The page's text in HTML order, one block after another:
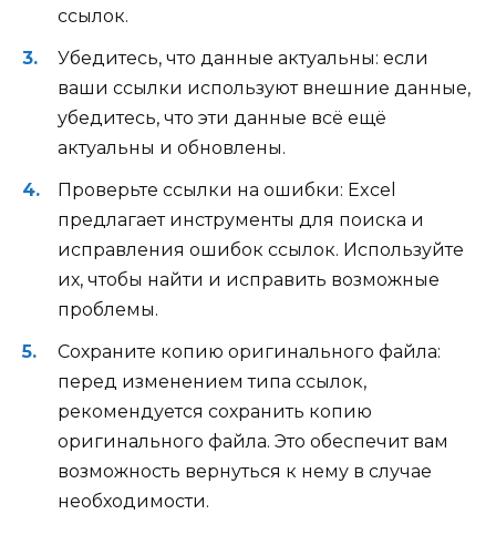
ссылок.
Убедитесь, что данные актуальны: если
ваши ссылки используют внешние данные,
убедитесь, что эти данные всё ещё
актуальны и обновлены.
Проверьте ссылки на ошибки: Excel
предлагает инструменты для поиска и
исправления ошибок ссылок. Используйте
их, чтобы найти и исправить возможные
проблемы.
Сохраните копию оригинального файла:
перед изменением типа ссылок,
рекомендуется сохранить копию
оригинального файла. Это обеспечит вам
возможность вернуться к нему в случае
необходимости.